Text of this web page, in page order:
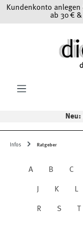
Zum Hauptinhalt
Kundenkonto
ab 30 €
Infos Ratgeber
A B C
K L
R S